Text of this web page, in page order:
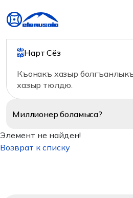
Нарт Сёз
Къонакъ хазыр
хазыр тюлдю.
Миллионерболамыса?
Элемент не найден!
Возврат к списку